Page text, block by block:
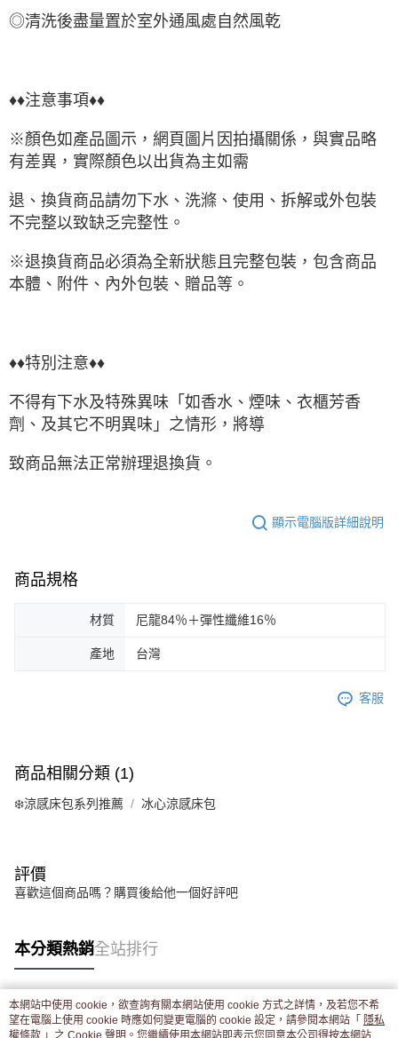
◎清洗後盡量置於室外通風處自然風乾
♦♦注意事項♦♦
※顏色如產品圖示，網頁圖片因拍攝關係，與實品略
有差異，實際顏色以出貨為主如需
退、換貨商品請勿下水、洗滌、使用、拆解或外包裝
不完整以致缺乏完整性。
※退換貨商品必須為全新狀態且完整包裝，包含商品
本體、附件、內外包裝、贈品等。
♦♦特別注意♦♦
不得有下水及特殊異味「如香水、煙味、衣櫃芳香
劑、及其它不明異味」之情形，將導
致商品無法正常辦理退換貨。
顯示電腦版詳細說明
商品規格
材質 尼龍84％＋彈性纖維16％
產地 台灣
客服
商品相關分類 (1)
❄️涼感床包系列推薦 冰心涼感床包
評價
喜歡這個商品嗎？購買後給他一個好評吧
本分類熱銷全站排行
熱門標籤
本網站中使用 cookie，欲查詢有關本網站使用 cookie 方式之詳情，及若您不希
望在電腦上使用 cookie 時應如何變更電腦的 cookie 設定，請參閱本網站「 隱私
權條款 」之 Cookie 聲明。您繼續使用本網站即表示您同意本公司得按本網站使